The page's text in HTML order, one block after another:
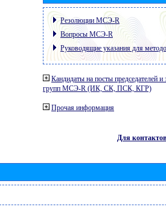
Резолюции МСЭ-R
Вопросы МСЭ-R
Руководящие указания для
Кандидаты на посты председателей и
групп МСЭ-R (ИК, СК, ПСК, КГР)
Прочая информация
Для контактов